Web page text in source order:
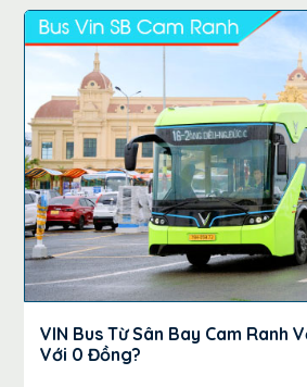
VIN Bus Từ Sân Bay Cam Ranh
Với 0 Đồng?